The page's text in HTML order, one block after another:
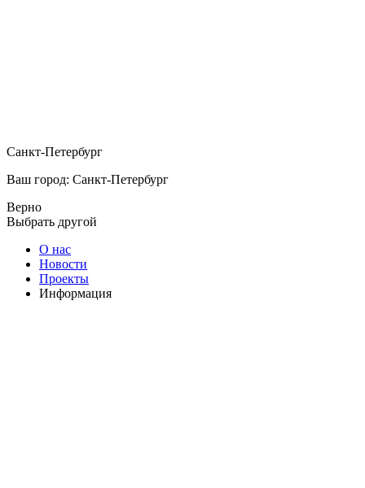
Санкт-Петербург
Ваш город: Санкт-Петербург
Верно
Выбрать другой
О нас
Новости
Проекты
Информация